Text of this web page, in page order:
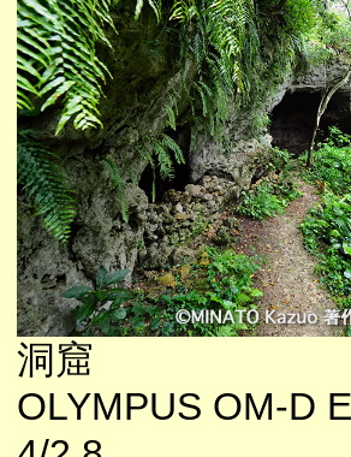
洞窟
OLYMPUS OM-D